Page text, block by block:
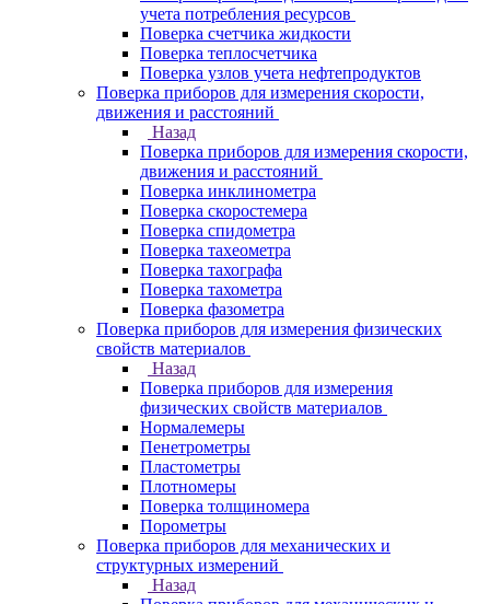
учета потребления ресурсов
Поверка счетчика жидкости
Поверка теплосчетчика
Поверка узлов учета нефтепродуктов
Поверка приборов для измерения скорости,
движения и расстояний
Назад
Поверка приборов для измерения скорости,
движения и расстояний
Поверка инклинометра
Поверка скоростемера
Поверка спидометра
Поверка тахеометра
Поверка тахографа
Поверка тахометра
Поверка фазометра
Поверка приборов для измерения физических
свойств материалов
Назад
Поверка приборов для измерения
физических свойств материалов
Нормалемеры
Пенетрометры
Пластометры
Плотномеры
Поверка толщиномера
Порометры
Поверка приборов для механических и
структурных измерений
Назад